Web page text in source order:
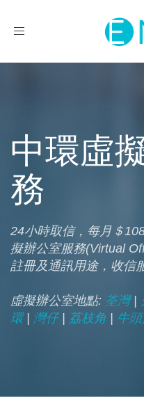
Toggle
中環虛
務
24小時取信，每月＄
擬辦公室服務(Virtual
註冊及通訊用途，收信
虛擬辦公室地點: 荃灣|
環| 灣仔| 荔枝角 牛